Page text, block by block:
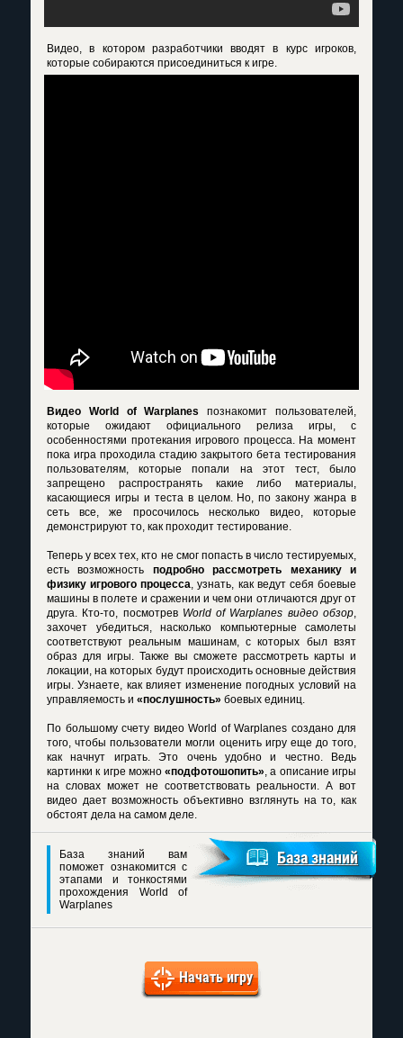
Видео, в котором разработчики вводят в курс игроков,
которые собираются присоединиться к игре.
Видео World of Warplanes
познакомит пользователей,
которые ожидают официального релиза игры, с
особенностями протекания игрового процесса. На момент
пока игра проходила стадию закрытого бета тестирования
пользователям, которые попали на этот тест, было
запрещено распространять какие либо материалы,
касающиеся игры и теста в целом. Но, по закону жанра в
сеть все, же просочилось несколько видео, которые
демонстрируют то, как проходит тестирование.
Теперь у всех тех, кто не смог попасть в число тестируемых,
есть возможность подробно рассмотреть механику и
физику игрового процесса, узнать, как ведут себя боевые
машины в полете и сражении и чем они отличаются друг от
друга. Кто-то, посмотрев World of Warplanes видео обзор,
захочет убедиться, насколько компьютерные самолеты
соответствуют реальным машинам, с которых был взят
образ для игры. Также вы сможете рассмотреть карты и
локации, на которых будут происходить основные действия
игры. Узнаете, как влияет изменение погодных условий на
управляемость и «послушность» боевых единиц.
По большому счету видео World of Warplanes создано для
того, чтобы пользователи могли оценить игру еще до того,
как начнут играть. Это очень удобно и честно. Ведь
картинки к игре можно«подфотошопить», а описание игры
на словах может не соответствовать реальности. А вот
видео дает возможность объективно взглянуть на то, как
обстоят дела на самом деле.
База знаний вам
поможет ознакомится с
этапами и тонкостями
прохождения World of
Warplanes
База знаний
Начать игру